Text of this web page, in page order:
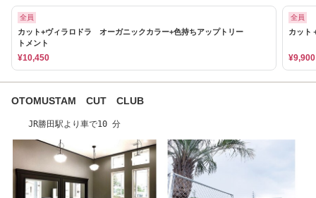
全員
カット+ヴィラロドラ オーガニックカラー+色持ちアップトリー
トメント
¥10,450
全員
カット
¥9,900
OTOMUSTAM CUT CLUB
JR勝田駅より車で10 分